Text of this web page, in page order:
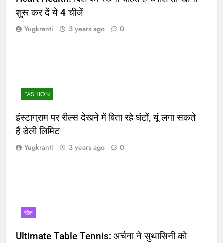
शुरू कर दें ये 4 चीजें
Yugkranti 3 years ago 0
FASHION
इंस्टाग्राम पर रील्स देखने में बिता रहे घंटों, यूं लगा सकते
हैं डेली लिमिट
Yugkranti 3 years ago 0
खेल
Ultimate Table Tennis: अर्चना ने सुथासिनी को